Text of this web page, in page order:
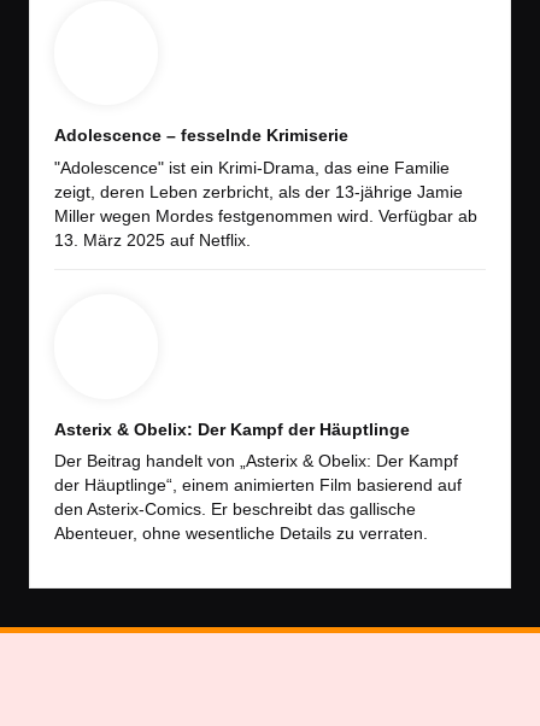
Adolescence – fesselnde Krimiserie
"Adolescence" ist ein Krimi-Drama, das eine Familie
zeigt, deren Leben zerbricht, als der 13-jährige Jamie
Miller wegen Mordes festgenommen wird. Verfügbar ab
13. März 2025 auf Netflix.
Asterix & Obelix: Der Kampf der Häuptlinge
Der Beitrag handelt von „Asterix & Obelix: Der Kampf
der Häuptlinge“, einem animierten Film basierend auf
den Asterix-Comics. Er beschreibt das gallische
Abenteuer, ohne wesentliche Details zu verraten.